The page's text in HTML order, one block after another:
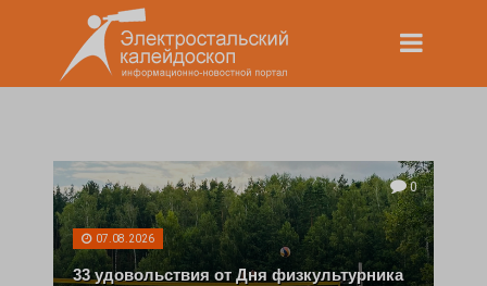
0
07.08.2026
33 удовольствия от Дня физкультурника